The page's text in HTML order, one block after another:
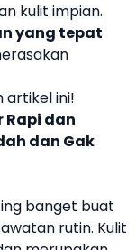
kulit impian.
yang tepat
artikel ini!
Rapi dan
dan Gak
banget buat
rutin. Kulit